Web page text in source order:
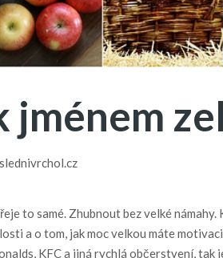
jménem
to samé. Zhubnout bez velké
a o tom, jak moc velkou máte
KFC a jiná rychlá občerstvení, tak